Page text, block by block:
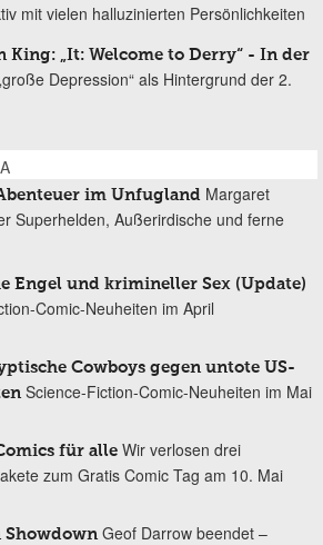
mit vielen halluzinierten Persönlichkeiten
King: „It: Welcome to Derry“ - In der
Depression“ als Hintergrund der 2.
im Unfugland Margaret
Superhelden, Außerirdische und ferne
Engel und krimineller Sex (Update)
Comic-Neuheiten im April
Cowboys gegen untote US-
Science-Fiction-Comic-Neuheiten im Mai
für alle Wir verlosen drei
zum Gratis Comic Tag am 10. Mai
Showdown Geof Darrow beendet –